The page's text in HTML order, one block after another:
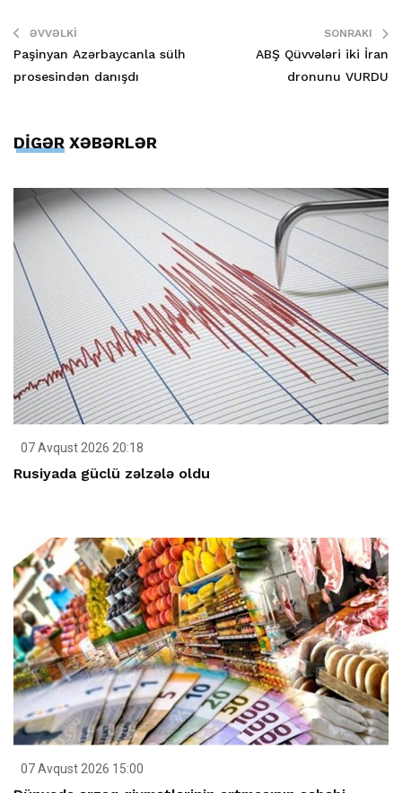
ƏVVƏLKI
Paşinyan Azərbaycanla sülh
prosesindən danışdı
SONRAKI
ABŞ Qüvvələri iki İran
dronunu VURDU
DİGƏR XƏBƏRLƏR
07 Avqust 2026 20:18
Rusiyada güclü zəlzələ oldu
07 Avqust 2026 15:00